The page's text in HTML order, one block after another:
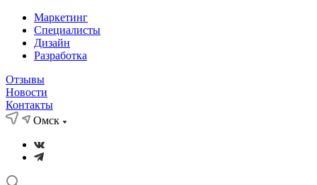
Маркетинг
Специалисты
Дизайн
Разработка
Отзывы
Новости
Контакты
Омск